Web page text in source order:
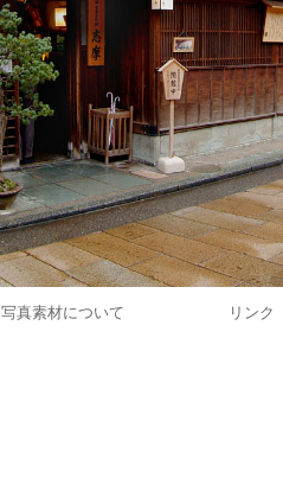
写真素材について リンク